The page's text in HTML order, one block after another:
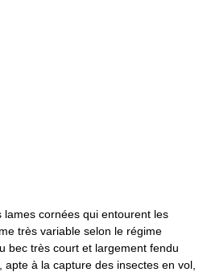
cornées qui entourent les
très variable selon le régime
bec très court et largement fendu
à la capture des insectes en vol,